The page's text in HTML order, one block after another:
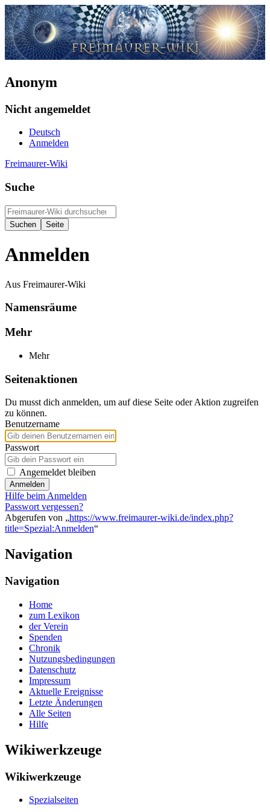
Anonym
Nicht angemeldet
Deutsch
Anmelden
Freimaurer-Wiki
Suche
Anmelden
Aus Freimaurer-Wiki
Namensräume
Mehr
Mehr
Seitenaktionen
Du musst dich anmelden, um auf diese Seite oder Aktion zugreifen
zu können.
Benutzername
Passwort
Angemeldet bleiben
Anmelden
Hilfe beim Anmelden
Passwort vergessen?
Abgerufen von „https://www.freimaurer-wiki.de/index.php?
title=Spezial:Anmelden“
Navigation
Navigation
Home
zum Lexikon
der Verein
Spenden
Chronik
Nutzungsbedingungen
Datenschutz
Impressum
Aktuelle Ereignisse
Letzte Änderungen
Alle Seiten
Hilfe
Wikiwerkzeuge
Wikiwerkzeuge
Spezialseiten